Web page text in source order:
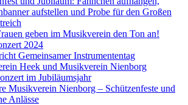
aufstellen und Probe für den Großen
geben im Musikverein den Ton an!
2024
Gemeinsamer Instrumententag
Heek und Musikverein Nienborg
im Jubiläumsjahr
Musikverein Nienborg – Schützenfeste und
Anlässe